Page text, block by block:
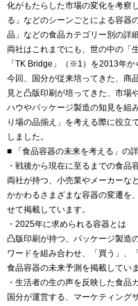
化がもたらした市場の変化を考察
る」などのシーンごとによる容器
品」などの食品カテゴリー別の詳
両社はこれまでにも、世の中の「
「TK Bridge」（※1）を2013年か
今回、国分が従来培ってきた、商
見と凸版印刷が培ってきた、市場
ハウやパッケージ製造の知見を組
り場の品揃え」を考える際に役立
しました。
■ 「食品容器の未来を考える」の
・戦後から現在に至るまでの食品
両社が持つ、小売業やメーカーな
かかわるさまざまな容器の変遷を
せて掲載しています。
・2025年に求められる容器とは
凸版印刷が持つ、パッケージ製造
ワードを組み合わせ、「買う」、
食品容器の未来予測を掲載していま
・生活者の生の声を反映した食品
国分が運営する、マーケティング